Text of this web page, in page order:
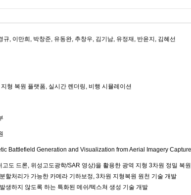
규, 이만희 , 박창준, 유동완, 추창우, 김기남, 유정재 , 반윤지 , 김혜선
형 복원 플랫폼, 실시간 렌더링, 비행 시뮬레이션
Battlefield Generation and Visualization from Aerial Imagery
고도 드론, 위성고도광학/SAR 영상)을 활용한 광역 지형 3차원 정밀 복
할처리가 가능한 카메라 기하보정, 3차원 지형복원 원천 기술 개발
생하지 않도록 하는 특화된 메쉬/텍스쳐 생성 기술 개발